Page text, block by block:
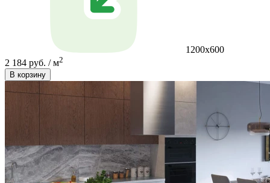
1200x600
2 184 руб. / м2
В корзину